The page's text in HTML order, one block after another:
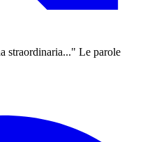
straordinaria..." Le parole